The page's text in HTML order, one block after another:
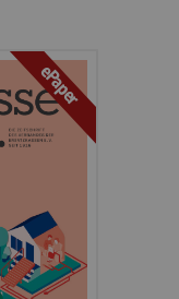
ePaper